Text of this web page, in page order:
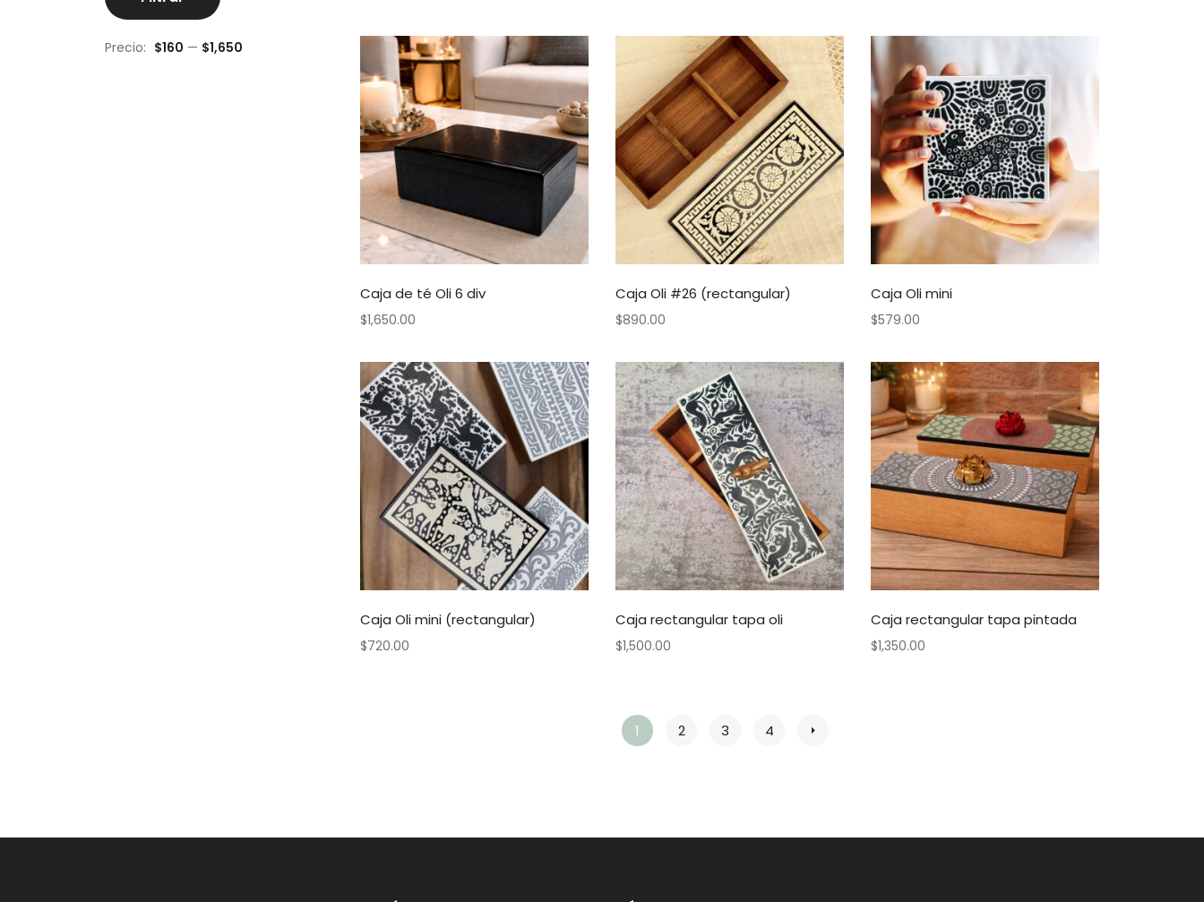
Caja de té Oli 6 div
$1,650.00
Caja Oli #26 (rectangular)
$890.00
Caja Oli mini
$579.00
Caja Oli mini (rectangular)
$720.00
Caja rectangular tapa oli
$1,500.00
Caja rectangular tapa pintada
$1,350.00
1 2 3 4
Precio: $160 — $1,650